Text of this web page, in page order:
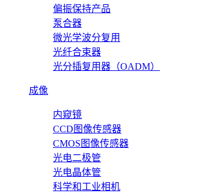
偏振保持产品
泵合器
微光学波分复用
光纤合束器
光分插复用器（OADM）
成像
内窥镜
CCD图像传感器
CMOS图像传感器
光电二极管
光电晶体管
科学和工业相机